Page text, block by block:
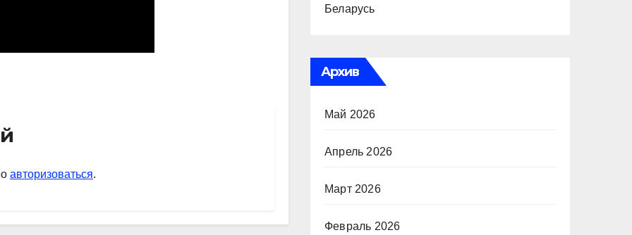
авторизоваться.
Беларусь
Архив
Май 2026
Апрель 2026
Март 2026
Февраль 2026